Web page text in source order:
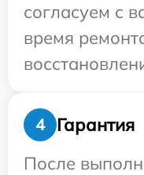
согласуем с
время
4
Гарантия
После